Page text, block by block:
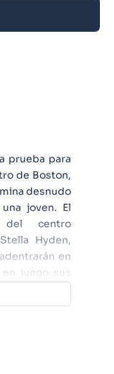
prueba para
de Boston,
desnudo
joven. El
del centro
Hyden,
en
juego sus
y que los
ocurridos
Márquez,